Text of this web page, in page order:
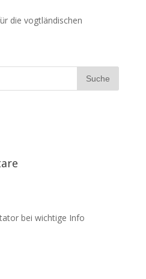
die vogtländischen
bei wichtige Info